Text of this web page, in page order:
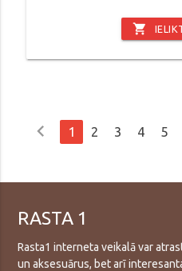
shopping_cart
chevron_left 1 2 3 4 5
RASTA 1
Rasta1 interneta veikalā var
un aksesuārus, bet arī